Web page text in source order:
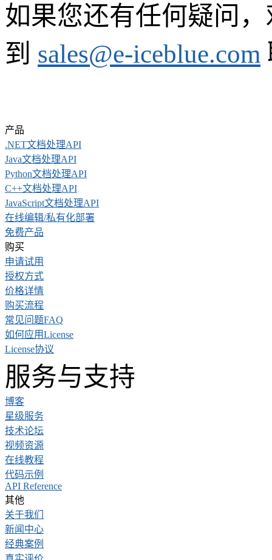
如果您还有任何疑问
到 sales@e-iceblue.com
产品
.NET文档处理API
Java文档处理API
Python文档处理API
C++文档处理API
JavaScript文档处理API
在线编辑/私有化部署
免费产品
购买
申请试用
授权方式
价格详情
购买流程
常见问题FAQ
如何应用License
License协议
服务与支持
博客
星级服务
技术论坛
视频资源
在线教程
代码示例
API Reference
其他
关于我们
新闻中心
经典案例